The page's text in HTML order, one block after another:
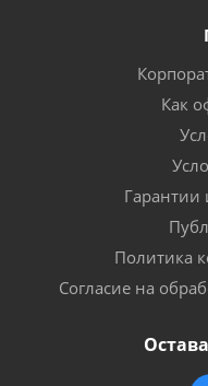
Как
Гарантии
Политика
Согласие на